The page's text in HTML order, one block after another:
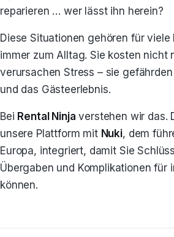
reparieren … wer lässt ihn herein?
Diese Situationen gehören für
immer zum Alltag. Sie kosten nicht
verursachen Stress – sie
und das Gästeerlebnis.
Bei Rental Ninja verstehen wir das.
unsere Plattform mit Nuki, dem
Europa, integriert, damit Sie
Übergaben und Komplikationen für
können.